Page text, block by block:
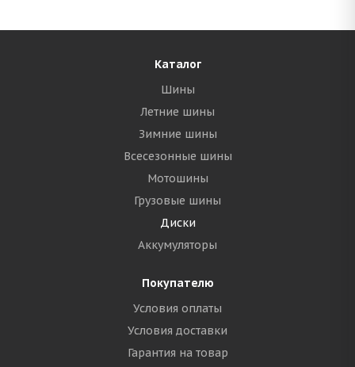
Каталог
Шины
Летние шины
Зимние шины
Всесезонные шины
Мотошины
Грузовые шины
Диски
Аккумуляторы
Покупателю
Условия оплаты
Условия доставки
Гарантия на товар